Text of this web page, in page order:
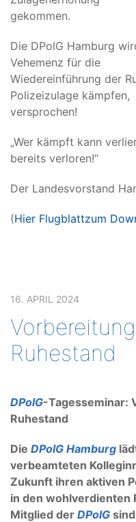
gekommen.
Die DPolG Hamburg
Vehemenz für die
Wiedereinführung der
Polizeizulage kämpfen,
versprochen!
„Wer kämpft kann
bereits verloren!“
Der Landesvorstand
(Hier Flugblattzum
16. APRIL 2024
Ruhestand
DPolG-Tagesseminar:
Ruhestand
Die DPolG Hamburg
verbeamteten
Zukunft ihren aktiven
in den wohlverdienten
Mitglied der DPolG